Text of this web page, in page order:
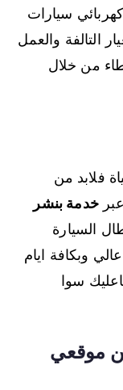
سيارات
التالفة والعمل
من خلال
فلابد من
عبرخدمة بنشر
السيارة
وبكافة ايام
سوا
موقعي